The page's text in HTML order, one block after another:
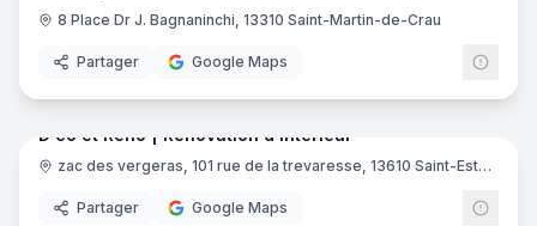
8 Place Dr J. Bagnaninchi, 13310 Saint-Martin-de-Crau
Partager Google Maps
Magasin de bricolage
D'co et Reno | Rénovation d'intérieur
zac des vergeras, 101 rue de la trevaresse, 13610 Saint-Estève-Janson
Partager Google Maps